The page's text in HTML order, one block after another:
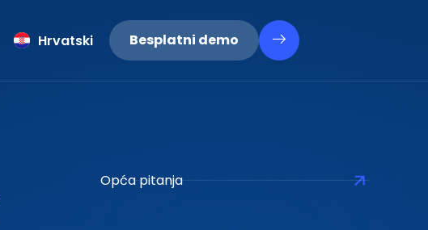
Hrvatski
Latviešu
Besplatni demo
Opća pitanja